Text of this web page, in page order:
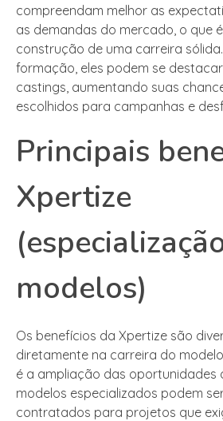
compreendam melhor as
as demandas do mercado, o que
construção de uma carreira
formação, eles podem se
castings, aumentando suas
escolhidos para campanhas e
Principais
Xpertize
modelos)
Os benefícios da Xpertize são
diretamente na carreira do
é a ampliação das oportunidades
modelos especializados podem
contratados para projetos que